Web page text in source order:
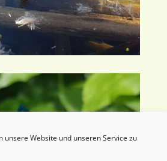
unsere Website und unseren Service zu